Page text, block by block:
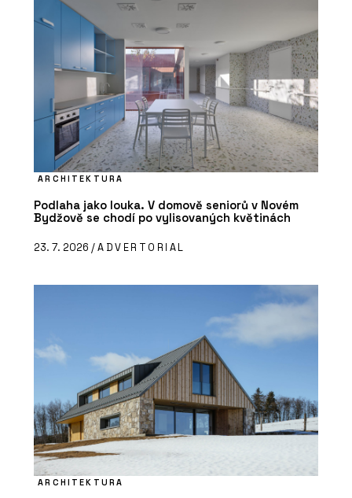
ARCHITEKTURA
Podlaha jako louka. V domově seniorů v Novém
Bydžově se chodí po vylisovaných květinách
23. 7. 2026 /ADVERTORIAL
ARCHITEKTURA